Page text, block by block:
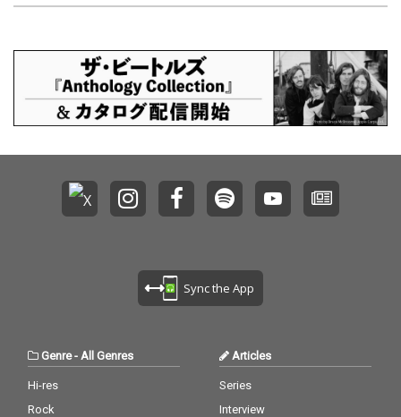
Sync the App
Genre- All Genres
Hi-res
Rock
Articles
Series
Interview